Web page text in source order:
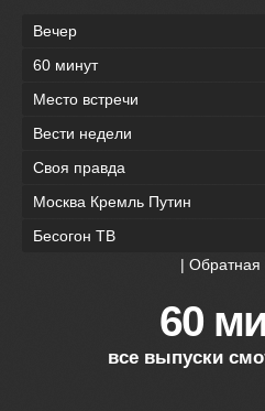
Вечер
60 минут
Место встречи
Вести недели
Своя правда
Москва Кремль Путин
Бесогон ТВ
| Обратная
60
все выпуски